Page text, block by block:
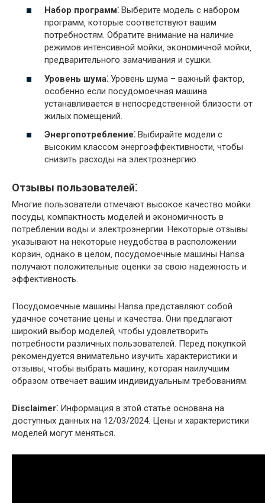
Набор программ⁚ Выберите модель с набором
программ‚ которые соответствуют вашим
потребностям. Обратите внимание на наличие
режимов интенсивной мойки‚ экономичной мойки‚
предварительного замачивания и сушки.
Уровень шума⁚ Уровень шума – важный фактор‚
особенно если посудомоечная машина
устанавливается в непосредственной близости от
жилых помещений.
Энергопотребление⁚ Выбирайте модели с
высоким классом энергоэффективности‚ чтобы
снизить расходы на электроэнергию.
Отзывы пользователей⁚
Многие пользователи отмечают высокое качество мойки
посуды‚ компактность моделей и экономичность в
потреблении воды и электроэнергии. Некоторые отзывы
указывают на некоторые неудобства в расположении
корзин‚ однако в целом‚ посудомоечные машины Hansa
получают положительные оценки за свою надежность и
эффективность.
Посудомоечные машины Hansa представляют собой
удачное сочетание цены и качества. Они предлагают
широкий выбор моделей‚ чтобы удовлетворить
потребности различных пользователей. Перед покупкой
рекомендуется внимательно изучить характеристики и
отзывы‚ чтобы выбрать машину‚ которая наилучшим
образом отвечает вашим индивидуальным требованиям.
Disclaimer⁚ Информация в этой статье основана на
доступных данных на 12/03/2024. Цены и характеристики
моделей могут меняться.